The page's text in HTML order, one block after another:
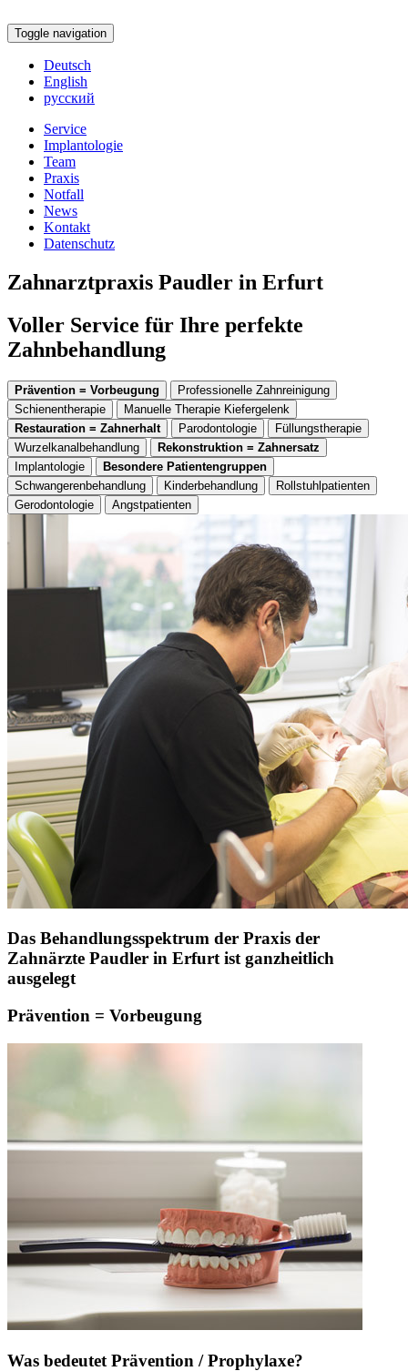
Toggle navigation
Deutsch
English
русский
Service
Implantologie
Team
Praxis
Notfall
News
Kontakt
Datenschutz
Zahnarztpraxis Paudler in Erfurt
Voller Service für Ihre perfekte
Zahnbehandlung
Prävention = Vorbeugung
Professionelle Zahnreinigung
Schienentherapie
Manuelle Therapie Kiefergelenk
Restauration = Zahnerhalt
Parodontologie
Füllungstherapie
Wurzelkanalbehandlung
Rekonstruktion = Zahnersatz
Implantologie
Besondere Patientengruppen
Schwangerenbehandlung
Kinderbehandlung
Rollstuhlpatienten
Gerodontologie
Angstpatienten
Das Behandlungsspektrum der Praxis der
Zahnärzte Paudler in Erfurt ist ganzheitlich
ausgelegt
Prävention = Vorbeugung
Was bedeutet Prävention / Prophylaxe?